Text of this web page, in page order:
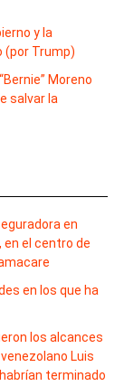
y la
(por Trump)
Moreno
salvar la
en
en el centro de
en los que ha
los alcances
Luis
terminado